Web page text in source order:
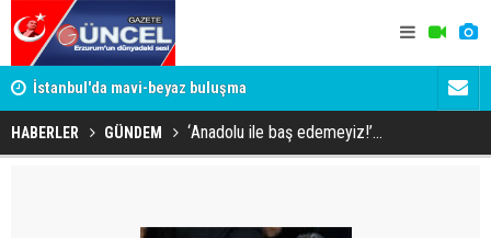
İstanbul'da mavi-beyaz buluşma
HABERLER GÜNDEM ‘Anadolu ile baş edemeyiz!’...